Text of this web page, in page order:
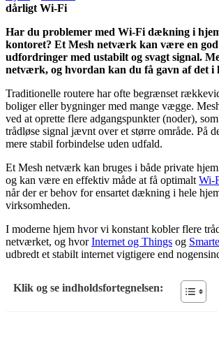
dårligt Wi-Fi
Har du problemer med Wi-Fi dækning i
kontoret? Et Mesh netværk kan være en god
udfordringer med ustabilt og svagt signal.
netværk, og hvordan kan du få gavn af det i
Traditionelle routere har ofte begrænset
boliger eller bygninger med mange vægge.
ved at oprette flere adgangspunkter (noder),
trådløse signal jævnt over et større område. På
mere stabil forbindelse uden udfald.
Et Mesh netværk kan bruges i både private
og kan være en effektiv måde at få optimalt Wi-
når der er behov for ensartet dækning i hele
virksomheden.
I moderne hjem hvor vi konstant kobler flere
netværket, og hvorInternet og Things og
udbredt et stabilt internet vigtigere end
Klik og se indholdsfortegnelsen: